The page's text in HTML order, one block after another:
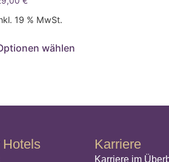
19 % MwSt.
wählen
Karriere
Karriere im